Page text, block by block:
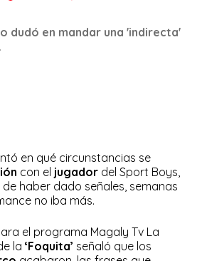
dudó en mandar una 'indirecta'
en qué circunstancias se
con el jugador del Sport Boys,
de haber dado señales, semanas
no iba más.
el programa Magaly Tv La
la‘Foquita’ señaló que los